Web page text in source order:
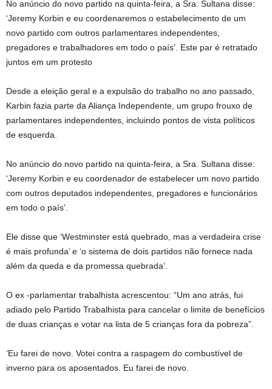
No anúncio do novo partido na quinta-feira, a Sra. Sultana disse:
‘Jeremy Korbin e eu coordenaremos o estabelecimento de um
novo partido com outros parlamentares independentes,
pregadores e trabalhadores em todo o país’. Este par é retratado
juntos em um protesto
Desde a eleição geral e a expulsão do trabalho no ano passado,
Karbin fazia parte da Aliança Independente, um grupo frouxo de
parlamentares independentes, incluindo pontos de vista políticos
de esquerda.
No anúncio do novo partido na quinta-feira, a Sra. Sultana disse:
‘Jeremy Korbin e eu coordenador de estabelecer um novo partido
com outros deputados independentes, pregadores e funcionários
em todo o país’.
Ele disse que ‘Westminster está quebrado, mas a verdadeira crise
é mais profunda’ e ‘o sistema de dois partidos não fornece nada
além da queda e da promessa quebrada’.
O ex -parlamentar trabalhista acrescentou: “Um ano atrás, fui
adiado pelo Partido Trabalhista para cancelar o limite de benefícios
de duas crianças e votar na lista de 5 crianças fora da pobreza”.
‘Eu farei de novo. Votei contra a raspagem do combustível de
inverno para os aposentados. Eu farei de novo.